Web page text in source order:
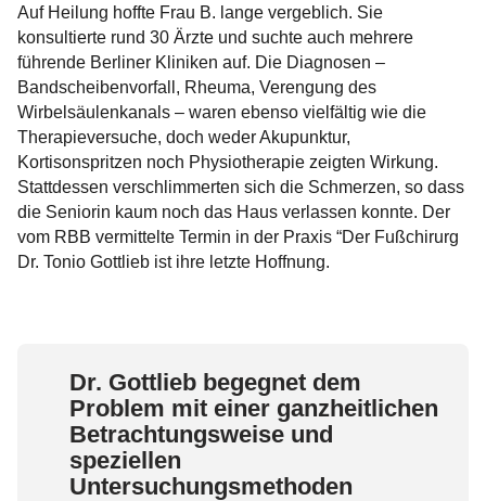
Lapidus Arthrodese
Basis-Keil-Osteotomie
Hammerzehenkorrektur
Sprunggelenksarthroskopie / OSG
Arthroskopie
Rekonstruktion Fußwurzel / Rückfuß
Auf Heilung hoffte Frau B. lange vergeblich. Sie
konsultierte rund 30 Ärzte und suchte auch mehrere
führende Berliner Kliniken auf. Die Diagnosen –
Bandscheibenvorfall, Rheuma, Verengung des
Wirbelsäulenkanals – waren ebenso vielfältig wie die
Therapieversuche, doch weder Akupunktur,
Kortisonspritzen noch Physiotherapie zeigten Wirkung.
Stattdessen verschlimmerten sich die Schmerzen, so dass
die Seniorin kaum noch das Haus verlassen konnte. Der
vom RBB vermittelte Termin in der Praxis “Der Fußchirurg
Dr. Tonio Gottlieb ist ihre letzte Hoffnung.
Dr. Gottlieb begegnet dem
Problem mit einer ganzheitlichen
Betrachtungsweise und
speziellen
Untersuchungsmethoden